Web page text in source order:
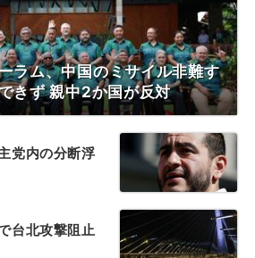
ラム、中国のミサイル非難す
きず 親中2か国が反対
党内の分断浮
台北攻撃阻止